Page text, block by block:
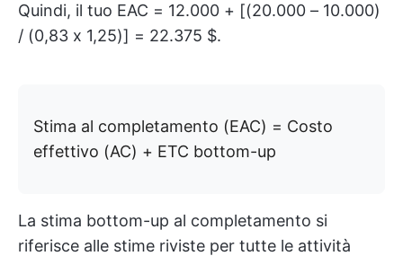
Quindi, il tuo EAC = 12.000 + [(20.000 – 10.000)
/ (0,83 x 1,25)] = 22.375 $.
Stima al completamento (EAC) = Costo
effettivo (AC) + ETC bottom-up
La stima bottom-up al completamento si
riferisce alle stime riviste per tutte le attività